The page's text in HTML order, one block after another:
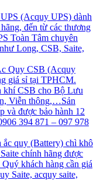
(Acquy UPS) dành
đến từ các thương
Toàn Tâm chuyên
Long, CSB, Saite,
Quy CSB (Acquy
giá sỉ tại TPHCM.
khí CSB cho Bộ Lưu
Viễn thông,…Sản
và được bảo hành 12
394 871 – 097 978
ắc quy (Battery) chì khô
chính hãng được
khách hàng cần giá
Saite, acquy saite,